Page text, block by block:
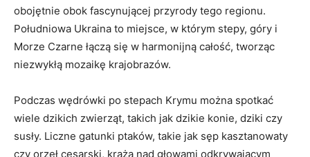
obojętnie obok fascynującej przyrody tego regionu.
Południowa Ukraina to miejsce, w którym stepy, góry i
Morze Czarne łączą się w harmonijną całość, tworząc
niezwykłą mozaikę krajobrazów.
Podczas wędrówki po stepach Krymu można spotkać
wiele dzikich zwierząt, takich jak dzikie konie, dziki czy
susły. Liczne gatunki ptaków, takie jak sęp kasztanowaty
czy orzeł cesarski, krążą nad głowami odkrywającym